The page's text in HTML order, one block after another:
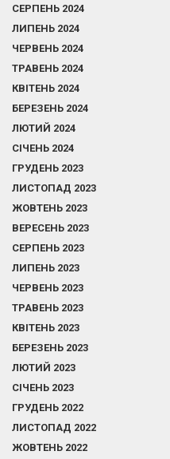
СЕРПЕНЬ 2024
ЛИПЕНЬ 2024
ЧЕРВЕНЬ 2024
ТРАВЕНЬ 2024
КВІТЕНЬ 2024
БЕРЕЗЕНЬ 2024
ЛЮТИЙ 2024
СІЧЕНЬ 2024
ГРУДЕНЬ 2023
ЛИСТОПАД 2023
ЖОВТЕНЬ 2023
ВЕРЕСЕНЬ 2023
СЕРПЕНЬ 2023
ЛИПЕНЬ 2023
ЧЕРВЕНЬ 2023
ТРАВЕНЬ 2023
КВІТЕНЬ 2023
БЕРЕЗЕНЬ 2023
ЛЮТИЙ 2023
СІЧЕНЬ 2023
ГРУДЕНЬ 2022
ЛИСТОПАД 2022
ЖОВТЕНЬ 2022